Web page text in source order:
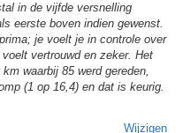
in de vijfde versnelling
eerste boven indien gewenst.
je voelt je in controle over
vertrouwd en zeker. Het
waarbij 85 werd gereden,
(1 op 16,4) en dat is keurig.
Wijzigen